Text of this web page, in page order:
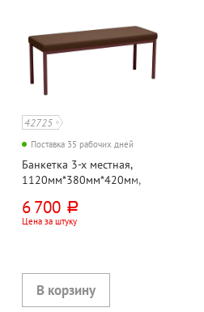
42725
Поставка 35 рабочих дней
Банкетка 3-х местная,
1120мм*380мм*420мм,
коричневая
6 700 руб.
Цена за штуку